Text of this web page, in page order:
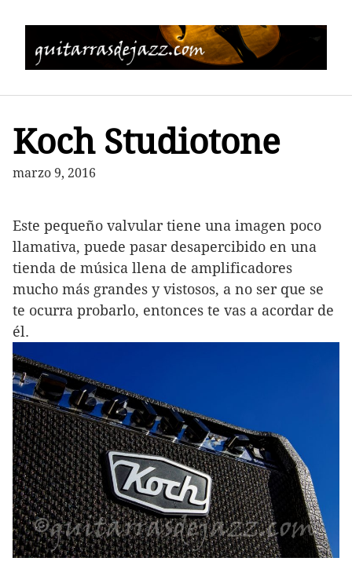
contenido
Koch Studiotone
marzo 9, 2016
Este pequeño valvular tiene una imagen poco
llamativa, puede pasar desapercibido en una
tienda de música llena de amplificadores
mucho más grandes y vistosos, a no ser que se
te ocurra probarlo, entonces te vas a acordar de
él.